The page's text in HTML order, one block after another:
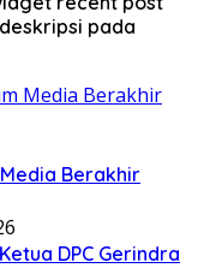
pada
Berakhir
DPC Gerindra